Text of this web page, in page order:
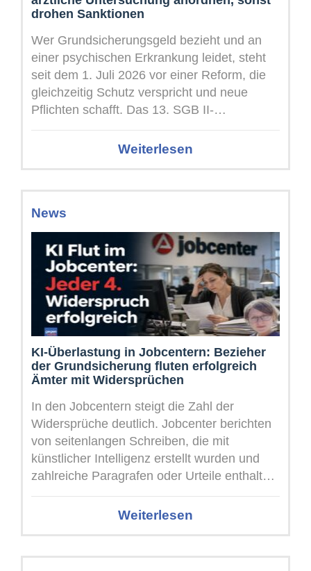
drohen Sanktionen
Wer Grundsicherungsgeld bezieht und an
einer psychischen Erkrankung leidet, steht
seit dem 1. Juli 2026 vor einer Reform, die
gleichzeitig Schutz verspricht und neue
Pflichten schafft. Das 13. SGB II-
Änderungsgesetz ...
Weiterlesen
News
KI-Überlastung in Jobcentern: Bezieher
der Grundsicherung fluten erfolgreich
Ämter mit Widersprüchen
In den Jobcentern steigt die Zahl der
Widersprüche deutlich. Jobcenter berichten
von seitenlangen Schreiben, die mit
künstlicher Intelligenz erstellt wurden und
zahlreiche Paragrafen oder Urteile enthalten.
Manche dieser Schreiben decken ...
Weiterlesen